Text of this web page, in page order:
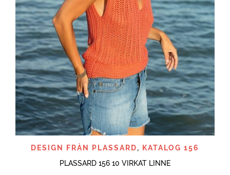
DESIGN FRÅN PLASSARD,
KATALOG 156
PLASSARD 156 10 VIRKAT LINNE